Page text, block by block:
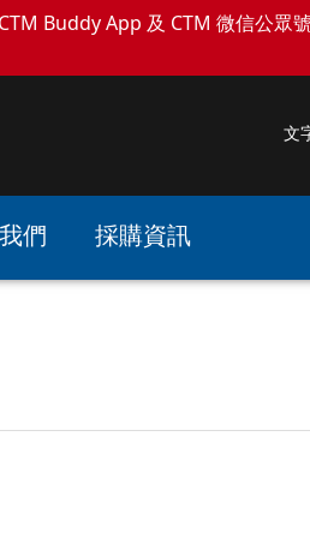
Buddy App 及 CTM 微信公眾
文
們 採購資訊